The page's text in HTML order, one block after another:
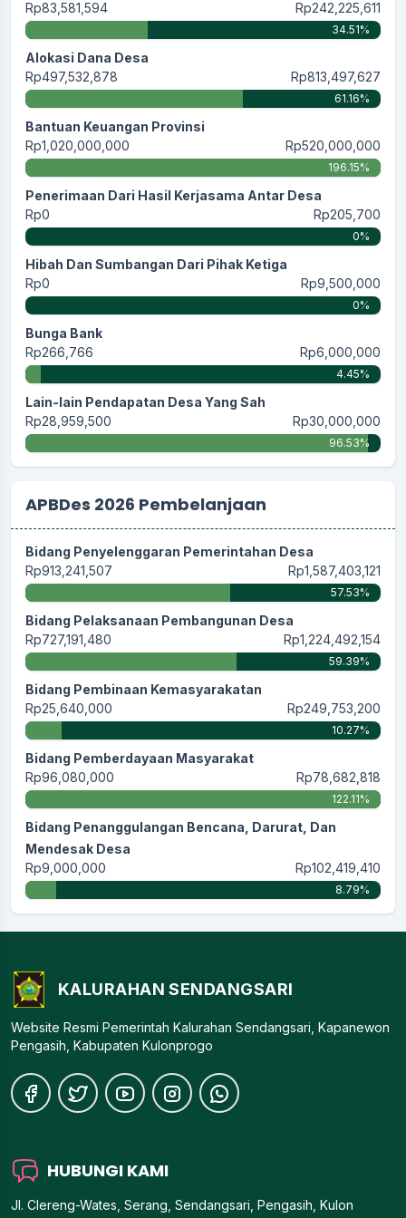
Rp83,581,594 Rp242,225,611
34.51%
Alokasi Dana Desa
Rp497,532,878
Rp813,497,627
61.16%
Bantuan Keuangan Provinsi
Rp1,020,000,000
Rp520,000,000
196.15%
Penerimaan Dari Hasil Kerjasama Antar Desa
Rp0
Rp205,700
0%
Hibah Dan Sumbangan Dari Pihak Ketiga
Rp0
Rp9,500,000
0%
Bunga Bank
Rp266,766
Rp6,000,000
4.45%
Lain-lain Pendapatan Desa Yang Sah
Rp28,959,500
Rp30,000,000
96.53%
APBDes 2026 Pembelanjaan
Bidang Penyelenggaran Pemerintahan Desa
Rp913,241,507
Rp1,587,403,121
57.53%
Bidang Pelaksanaan Pembangunan Desa
Rp727,191,480
Rp1,224,492,154
59.39%
Bidang Pembinaan Kemasyarakatan
Rp25,640,000
Rp249,753,200
10.27%
Bidang Pemberdayaan Masyarakat
Rp96,080,000
Rp78,682,818
122.11%
Bidang Penanggulangan Bencana, Darurat, Dan
Mendesak Desa
Rp9,000,000
Rp102,419,410
8.79%
KALURAHAN SENDANGSARI
Website Resmi Pemerintah Kalurahan Sendangsari, Kapanewon
Pengasih, Kabupaten Kulonprogo
HUBUNGI KAMI
Jl. Clereng-Wates, Serang, Sendangsari, Pengasih, Kulon